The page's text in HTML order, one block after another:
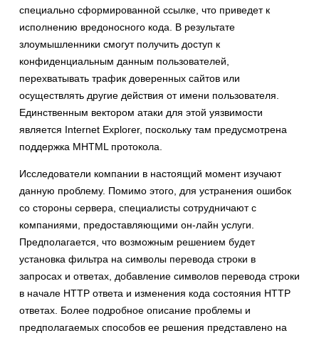
специально сформированной ссылке, что приведет к
исполнению вредоносного кода. В результате
злоумышленники смогут получить доступ к
конфиденциальным данным пользователей,
перехватывать трафик доверенных сайтов или
осуществлять другие действия от имени пользователя.
Единственным вектором атаки для этой уязвимости
является Internet Explorer, поскольку там предусмотрена
поддержка MHTML протокола.
Исследователи компании в настоящий момент изучают
данную проблему. Помимо этого, для устранения ошибок
со стороны сервера, специалисты сотрудничают с
компаниями, предоставляющими он-лайн услуги.
Предполагается, что возможным решением будет
установка фильтра на символы перевода строки в
запросах и ответах, добавление символов перевода строки
в начале HTTP ответа и изменения кода состояния HTTP
ответах. Более подробное описание проблемы и
предполагаемых способов ее решения представлено на